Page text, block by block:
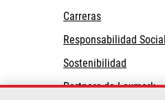
Carreras
Responsabilidad
Sostenibilidad
Partners de Lexmark